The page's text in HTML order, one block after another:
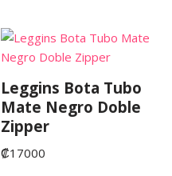
Leggins Bota Tubo
Mate Negro Doble
Zipper
₡17000